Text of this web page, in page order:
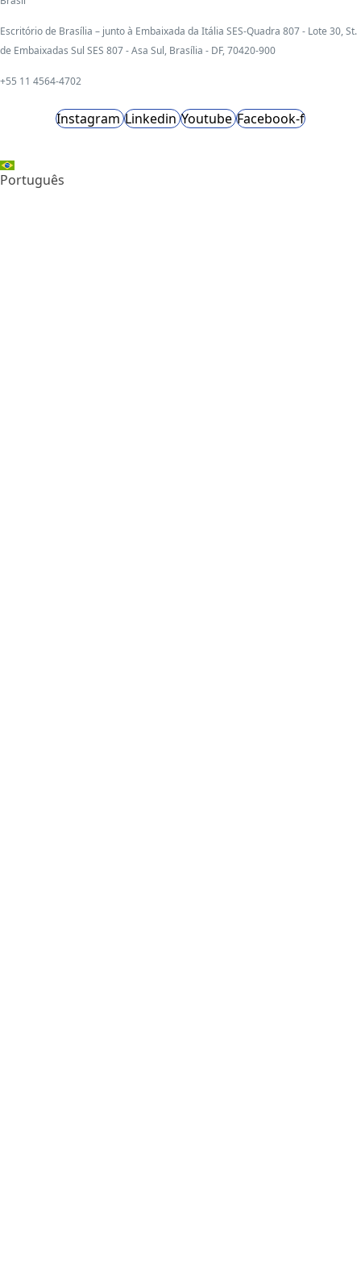
Escritório de Brasília – junto à Embaixada da Itália SES-Quadra 807 - Lote 30, St.
de Embaixadas Sul SES 807 - Asa Sul, Brasília - DF, 70420-900
+55 11 4564-4702
Instagram Linkedin Youtube Facebook-f
Português